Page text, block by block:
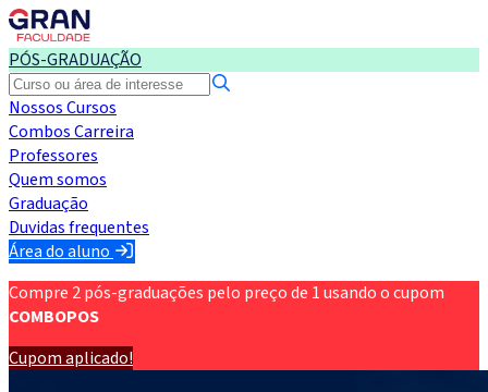
PÓS-GRADUAÇÃO
Nossos Cursos
Combos Carreira
Professores
Quem somos
Graduação
Duvidas frequentes
Área do aluno
Compre 2 pós-graduações pelo preço de 1 usando o cupom
COMBOPOS
Cupom aplicado!